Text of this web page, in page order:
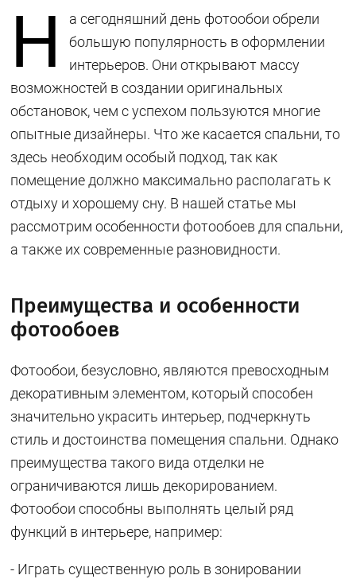
Н
а сегодняшний день фотообои обрели
большую популярность в оформлении
интерьеров. Они открывают массу
возможностей в создании оригинальных
обстановок, чем с успехом пользуются многие
опытные дизайнеры. Что же касается спальни, то
здесь необходим особый подход, так как
помещение должно максимально располагать к
отдыху и хорошему сну. В нашей статье мы
рассмотрим особенности фотообоев для спальни,
а также их современные разновидности.
Преимущества и особенности
фотообоев
Фотообои, безусловно, являются превосходным
декоративным элементом, который способен
значительно украсить интерьер, подчеркнуть
стиль и достоинства помещения спальни. Однако
преимущества такого вида отделки не
ограничиваются лишь декорированием.
Фотообои способны выполнять целый ряд
функций в интерьере, например:
- Играть существенную роль в зонировании